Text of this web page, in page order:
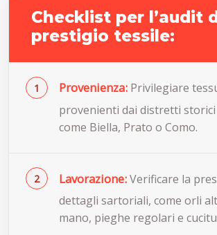
Checklist per l’audit
prestigio tessile:
Provenienza: Privilegiare
provenienti dai distretti
come Biella, Prato o Como.
Lavorazione:Verificare la
dettagli sartoriali, come orli
mano, pieghe regolari e